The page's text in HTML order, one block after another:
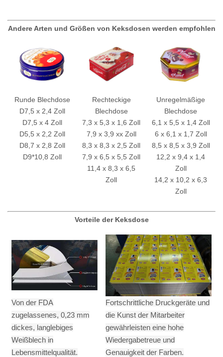
Andere Arten und Größen von Keksdosen werden empfohlen
Runde Blechdose
D7,5 x 2,4 Zoll
D7,5 x 4 Zoll
D5,5 x 2,2 Zoll
D8,7 x 2,8 Zoll
D9*10,8 Zoll
Rechteckige
Blechdose
7,3 x 5,3 x 1,6 Zoll
7,9 x 3,9 xx Zoll
8,3 x 8,3 x 2,5 Zoll
7,9 x 6,5 x 5,5 Zoll
11,4 x 8,3 x 6,5
Zoll
Unregelmäßige
Blechdose
6,1 x 5,5 x 1,4 Zoll
6 x 6,1 x 1,7 Zoll
8,5 x 8,5 x 3,9 Zoll
12,2 x 9,4 x 1,4
Zoll
14,2 x 10,2 x 6,3
Zoll
Vorteile der Keksdose
Von der FDA
zugelassenes, 0,23 mm
dickes, langlebiges
Weißblech in
Lebensmittelqualität.
Fortschrittliche Druckgeräte und
die Kunst der Mitarbeiter
gewährleisten eine hohe
Wiedergabetreue und
Genauigkeit der Farben.